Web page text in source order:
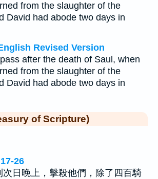
from the slaughter of the
David had abode two days in
Revised Version
after the death of Saul, when
from the slaughter of the
David had abode two days in
of Scripture)
26
次日晚上，擊殺他們，除了四百騎